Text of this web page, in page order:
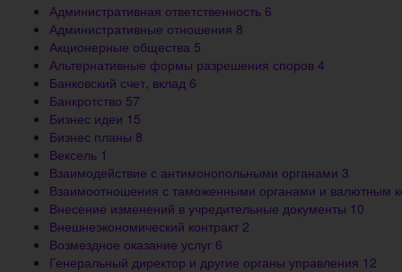
Административная ответственность 6
Административные отношения 8
Акционерные общества 5
Альтернативные формы разрешения споров 4
Банковский счет, вклад 6
Банкротство 57
Бизнес идеи 15
Бизнес планы 8
Вексель 1
Взаимодействие с антимонопольными органами 3
Взаимоотношения с таможенными органами и валютным
Внесение изменений в учредительные документы 10
Внешнеэкономический контракт 2
Возмездное оказание услуг 6
Генеральный директор и другие органы управления 12